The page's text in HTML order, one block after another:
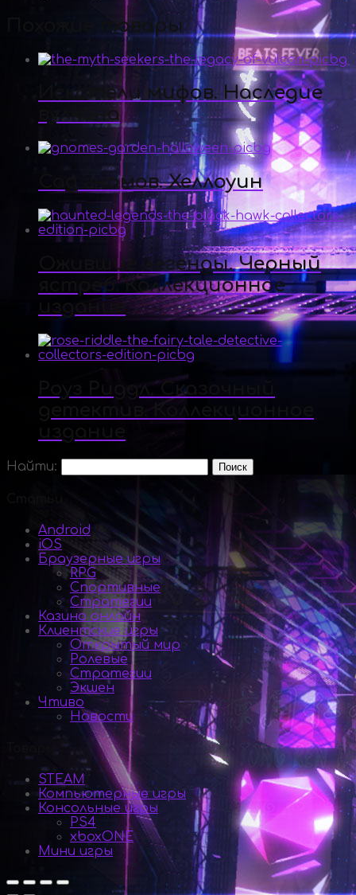
Похожие товары
Искатели мифов. Наследие
вулкана
Сад гномов. Хеллоуин
Ожившие легенды. Черный
ястреб. Коллекционное
издание
Роуз Риддл. Сказочный
Найти:
Android
iOS
Браузерные игры
RPG
Спортивные
Стратегии
Казино онлайн
Клиентские игры
Открытый мир
Ролевые
Стратегии
Экшен
Чтиво
Новости
STEAM
Компьютерные игры
Консольные игры
PS4
xboxONE
Мини игры